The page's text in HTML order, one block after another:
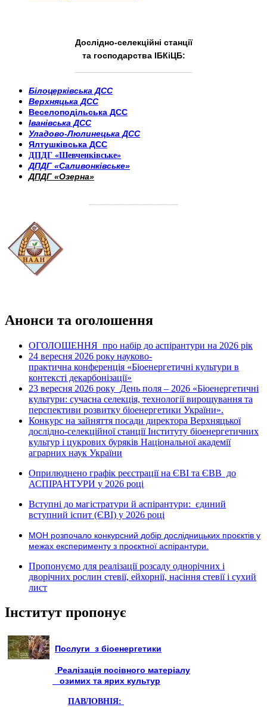
Дослідно-селекційні станції
та господарства ІБКіЦБ:
Білоцерківська ДСС
Верхняцька ДСС
Веселоподільська ДСС
Іванівська ДСС
Уладово-Люлинецька ДСС
Ялтушківська ДСС
ДПДГ «Шевченківське»
ДПДГ «Саливонківське»
ДПДГ «Озерна»
Анонси та оголошення
ОГОЛОШЕННЯ про набір до аспірантури на 2026 рік
24 вересня 2026 року науково-
практична конференція «Біоенергетичні культури в
контексті декарбонізації»
23 вересня 2026 року День поля – 2026 «Біоенергетичні
культури: сучасна селекція, технології вирощування та
перспективи розвитку біоенергетики України».
Конкурс на зайняття посади директора Верхняцької
дослідно-селекційної станції Інституту біоенергетичних
культур і цукрових буряків Національної академії
аграрних наук України
Оприлюднено графік реєстрації на ЄВІ та ЄВВ до
АСПІРАНТУРИ у 2026 році
Вступні до магістратури й аспірантури: єдиний
вступний іспит (ЄВІ) у 2026 році
МОН розпочало конкурсний добір дослідницьких проєктів у
межах експерименту з проєктної аспірантури.
Пропонуємо для реалізації розсаду однорічних і
дворічних рослин стевії, ейхорнії, насіння стевії і сухий
лист
Інститут пропонує
Послуги з біоенергетики
Реалізація посівного матеріалу
озимих та ярих культур
ПАВЛОВНІЯ: